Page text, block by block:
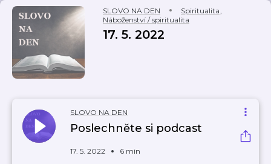
SLOVO NA DEN Spiritualita,
Náboženství / spiritualita
17. 5. 2022
SLOVO NA DEN
Poslechněte si podcast
17. 5. 2022 6 min